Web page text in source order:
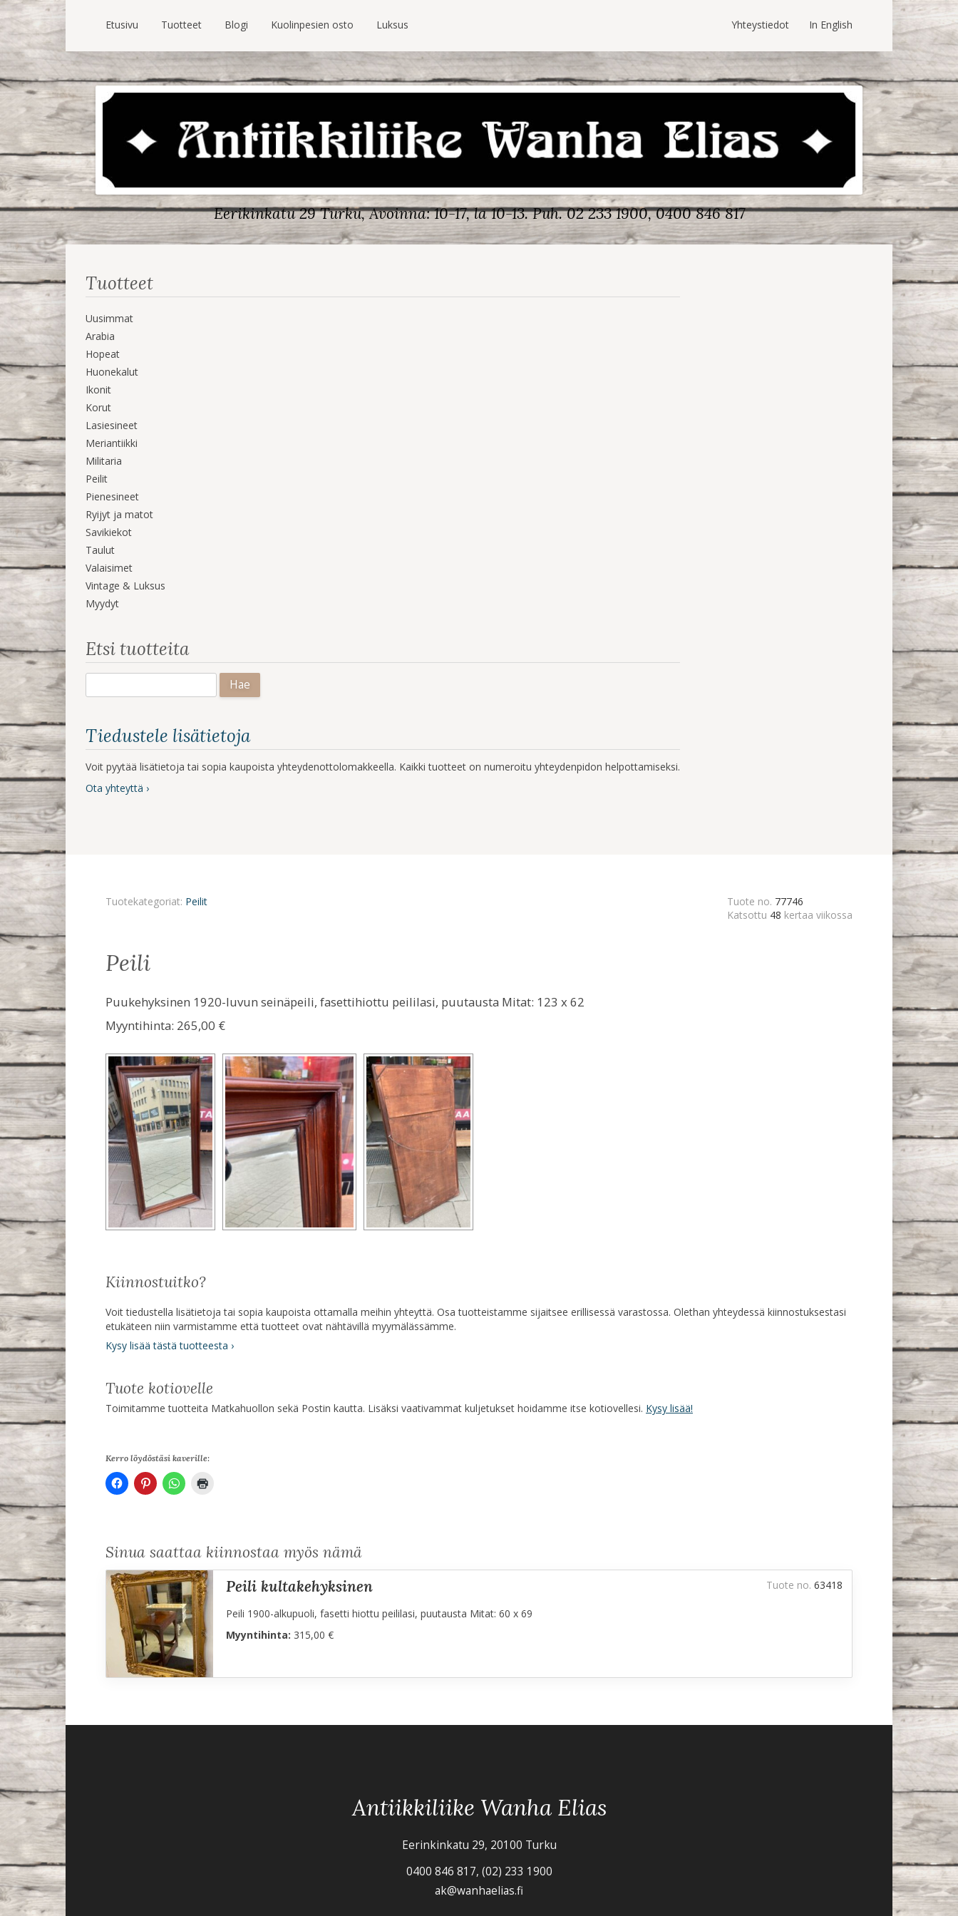
Etusivu Tuotteet Blogi Kuolinpesien osto Luksus In English
Yhteystiedot
Eerikinkatu 29 Turku, Avoinna: 10-17, la 10-13.Puh. 02 233 1900, 0400 846 817
Tuotteet
Uusimmat
Arabia
Hopeat
Huonekalut
Ikonit
Korut
Lasiesineet
Meriantiikki
Militaria
Peilit
Pienesineet
Ryijyt ja matot
Savikiekot
Taulut
Valaisimet
Vintage & Luksus
Myydyt
Etsi tuotteita
Tiedustele lisätietoja
Voit pyytää lisätietoja tai sopia kaupoista yhteydenottolomakkeella. Kaikki tuotteet on numeroitu yhteydenpidon helpottamiseksi.
Ota yhteyttä ›
Tuotekategoriat: Peilit Tuote no. 77746
Katsottu 48 kertaa viikossa
peili
Puukehyksinen 1920-luvun seinäpeili, fasettihiottu peililasi, puutausta Mitat: 123 x 62
Myyntihinta: 265,00 €
Kiinnostuitko?
Voit tiedustella lisätietoja tai sopia kaupoista ottamalla meihin yhteyttä. Osa tuotteistamme sijaitsee erillisessä varastossa. Olethan yhteydessä kiinnostuksestasi
etukäteen niin varmistamme että tuotteet ovat nähtävillä myymälässämme.
Kysy lisää tästä tuotteesta ›
Tuote kotiovelle
Toimitamme tuotteita Matkahuollon sekä Postin kautta. Lisäksi vaativammat kuljetukset hoidamme itse kotiovellesi. Kysy lisää!
Kerro löydöstäsi kaverille:
Sinua saattaa kiinnostaa myös nämä
peili kultakehyksinen
Peili 1900-alkupuoli, fasetti hiottu peililasi, puutausta Mitat: 60 x 69
Myyntihinta: 315,00 €
Tuote no. 63418
Antiikkiliike Wanha Elias
Eerinkinkatu 29, 20100 Turku
0400 846 817, (02) 233 1900
ak@wanhaelias.fi